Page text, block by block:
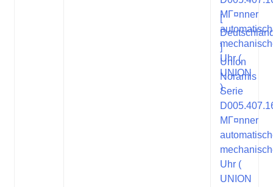
[
]
Union
Noramis
Serie
MГ¤nner
Uhr (
UNION